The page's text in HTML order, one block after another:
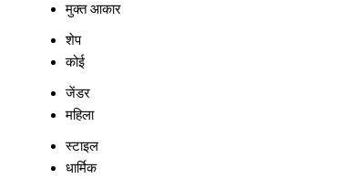
मुक्त आकार
शेप
कोई
जेंडर
महिला
स्टाइल
धार्मिक